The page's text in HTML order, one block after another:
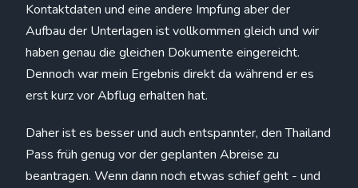
Kontaktdaten und eine andere Impfung aber der
Aufbau der Unterlagen ist vollkommen gleich und wir
haben genau die gleichen Dokumente eingereicht.
Dennoch war mein Ergebnis direkt da während er es
erst kurz vor Abflug erhalten hat.
Daher ist es besser und auch entspannter, den Thailand
Pass früh genug vor der geplanten Abreise zu
beantragen. Wenn dann noch etwas schief geht - und